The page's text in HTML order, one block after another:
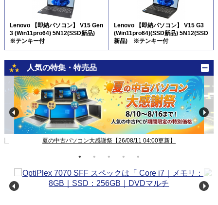
Lenovo 【即納パソコン】 V15 Gen
3 (Win11pro64) 5N12(SSD新品)
※テンキー付
Lenovo 【即納パソコン】 V15 G3
(Win11pro64)(SSD新品) 5N12(SSD
新品) ※テンキー付
人気の特集・特売品
夏の中古パソコン大感謝祭【26/08/11 04:00更新】